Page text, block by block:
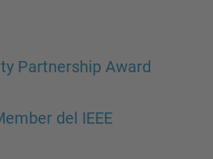
Partnership Award
del IEEE